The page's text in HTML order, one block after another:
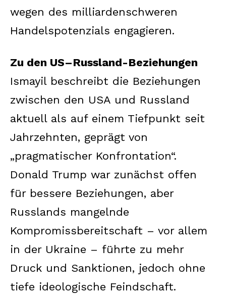
wegen des milliardenschweren
Handelspotenzials engagieren.
Zu den US–Russland-Beziehungen
Ismayil beschreibt die Beziehungen
zwischen den USA und Russland
aktuell als auf einem Tiefpunkt seit
Jahrzehnten, geprägt von
„pragmatischer Konfrontation“.
Donald Trump war zunächst offen
für bessere Beziehungen, aber
Russlands mangelnde
Kompromissbereitschaft – vor allem
in der Ukraine – führte zu mehr
Druck und Sanktionen, jedoch ohne
tiefe ideologische Feindschaft.